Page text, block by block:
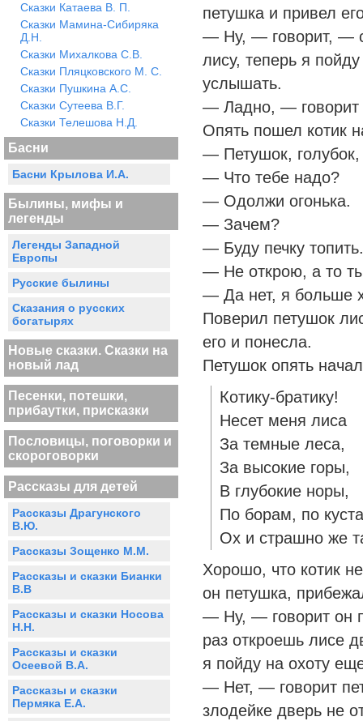
Сказки Катаева В. П.
Сказки Мамина-Сибиряка
Д.Н.
Сказки Михалкова С.В.
Сказки Пляцковского М. С.
Сказки Пушкина А.С.
Сказки Сутеева В.Г.
Сказки Телешова Н.Д.
Басни
Басни Крылова И.А.
Былины, мифы и
легенды
Легенды Западной
Европы
Русские былины
Сказания о русских
богатырях
Новые сказки. Сказки на
новый лад
Песенки, потешки,
прибаутки, присказки
Пословицы, поговорки и
скороговорки
Рассказы для детей
Рассказы Драгунского
В.Ю.
Рассказы Зощенко М.М.
Рассказы и сказки Бианки
В.В
Рассказы и сказки Носова
Н.Н.
Рассказы и сказки
Осеевой В.А.
Рассказы и сказки
Пермяка Е.А.
петушка и привел
— Ну, — говорит, —
лису, теперь я
услышать.
— Ладно, —
Опять пошел котик
— Петушок,
— Что тебе надо?
— Одолжи огонька.
— Зачем?
— Буду печку топить.
— Не открою, а то
— Да нет, я больше
Поверил петушок
его и понесла.
Петушок опять
Котику-братику!
Несет меня лиса
За темные леса,
За высокие горы,
В глубокие норы,
По борам, по
Ох и страшно же
Хорошо, что котик
он петушка,
— Ну, — говорит он
раз откроешь лисе
я пойду на охоту
— Нет, — говорит
злодейке дверь не